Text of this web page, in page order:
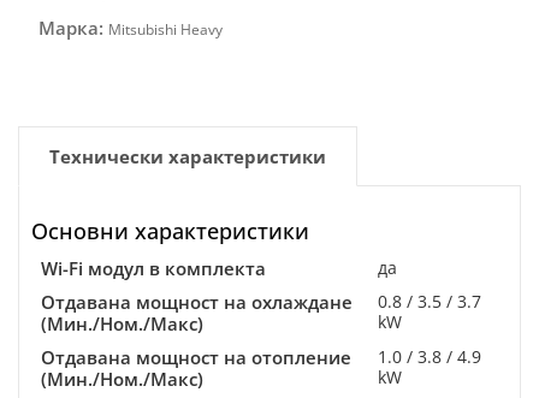
Марка: Mitsubishi Heavy
Технически характеристики
Основни характеристики
Wi-Fi модул в комплекта да
Отдавана мощност на охлаждане
(Мин./Ном./Макс)
0.8 / 3.5 / 3.7
kW
Отдавана мощност на отопление
(Мин./Ном./Макс)
1.0 / 3.8 / 4.9
kW